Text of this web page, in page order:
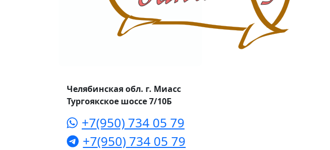
Челябинская обл. г. Миасс
Тургоякское шоссе 7/10Б
+7(950) 734 05 79
+7(950) 734 05 79